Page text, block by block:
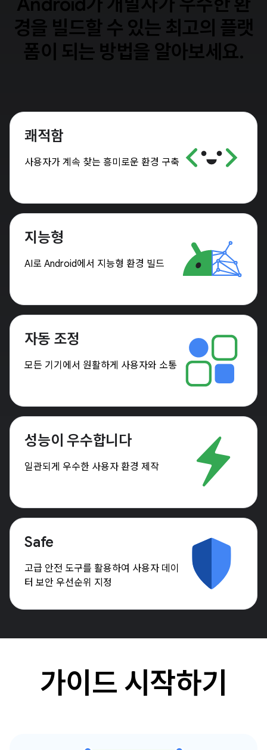
경을 빌드할 수 있는 최고의 플랫
폼이 되는 방법을 알아보세요.
쾌적함
사용자가 계속 찾는 흥미로운 환경 구축
지능형
AI로 Android에서 지능형 환경 빌드
자동 조정
모든 기기에서 원활하게 사용자와 소통
성능이 우수합니다
일관되게 우수한 사용자 환경 제작
Safe
고급 안전 도구를 활용하여 사용자 데이
터 보안 우선순위 지정
가이드 시작하기